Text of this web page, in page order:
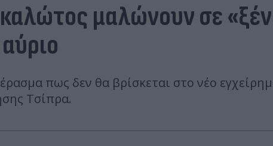
μαλώνουν σε
πως δεν θα βρίσκεται στο νέο
Τσίπρα.